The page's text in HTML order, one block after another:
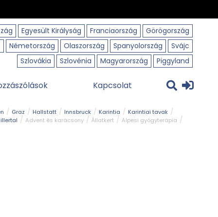
Egyesült Királyság Franciaország
Görögország
Németország Olaszország Spanyolország
Svájc
Szlovákia
Szlovénia Magyarország Piggyland
Kapcsolat
Graz Hallstatt Innsbruck Karintia
Karintiai tavak
Advent és karácsony Állatkert Alpesi gyógyterápia